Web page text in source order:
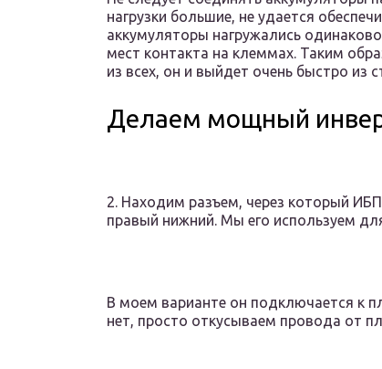
нагрузки большие, не удается
аккумуляторы нагружались
мест контакта на клеммах. Таким
из всех, он и выйдет очень быстро из
Делаем мощный
2. Находим разъем, через который
правый нижний. Мы его используем
В моем варианте он подключается к
нет, просто откусываем провода от